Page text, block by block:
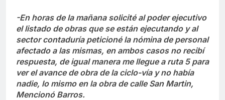
-En horas de la mañana solicité al poder ejecutivo
el listado de obras que se están ejecutando y al
sector contaduría peticioné la nómina de personal
afectado a las mismas, en ambos casos no recibí
respuesta, de igual manera me llegue a ruta 5 para
ver el avance de obra de la ciclo-vía y no había
nadie, lo mismo en la obra de calle San Martin,
Mencionó Barros.